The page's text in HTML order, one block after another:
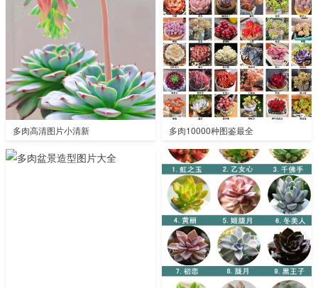
多肉高清图片小清新 多肉10000种图鉴最全